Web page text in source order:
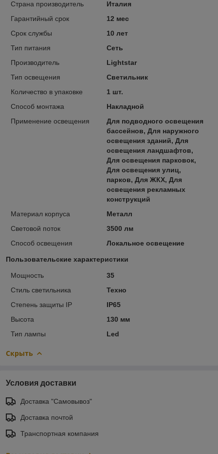
Страна производитель
Италия
Гарантийный срок
12 мес
Срок службы
10 лет
Тип питания
Сеть
Производитель
Lightstar
Тип освещения
Светильник
Количество в упаковке
1 шт.
Способ монтажа
Накладной
Применение освещения
Для подводного освещения
бассейнов, Для наружного
освещения зданий, Для
освещения ландшафтов,
Для освещения парковок,
Для освещения улиц,
парков, Для ЖКХ, Для
освещения рекламных
конструкций
Материал корпуса
Металл
Световой поток
3500 лм
Способ освещения
Локальное освещение
Пользовательские характеристики
Мощность
35
Стиль светильника
Техно
Степень защиты IP
IP65
Высота
130 мм
Тип лампы
Led
Скрыть
Условия доставки
Доставка "Самовывоз"
Доставка почтой
Транспортная компания